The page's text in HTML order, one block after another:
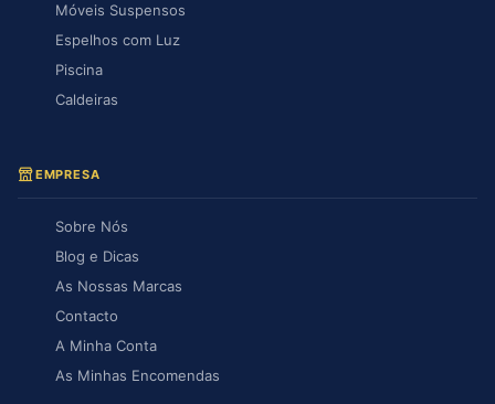
Móveis Suspensos
Espelhos com Luz
Piscina
Caldeiras
EMPRESA
Sobre Nós
Blog e Dicas
As Nossas Marcas
Contacto
A Minha Conta
As Minhas Encomendas